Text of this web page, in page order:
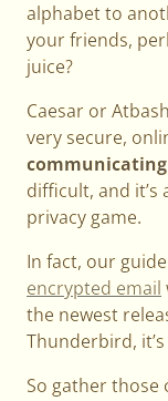
alphabet to
your friends,
juice?
Caesar or
very secure,
difficult, and
privacy game.
In fact, our
encrypted email
the newest
Thunderbird,
So gather those